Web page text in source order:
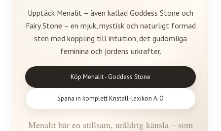
Upptäck Menalit – även kallad Goddess Stone och
Fairy Stone – en mjuk, mystisk och naturligt formad
sten med koppling till intuition, det gudomliga
feminina och jordens urkrafter.
Köp Menalit - Goddess Stone
Spana in komplett Kristall-lexikon A-Ö
Menalit bär en stillsam, uråldrig känsla – som